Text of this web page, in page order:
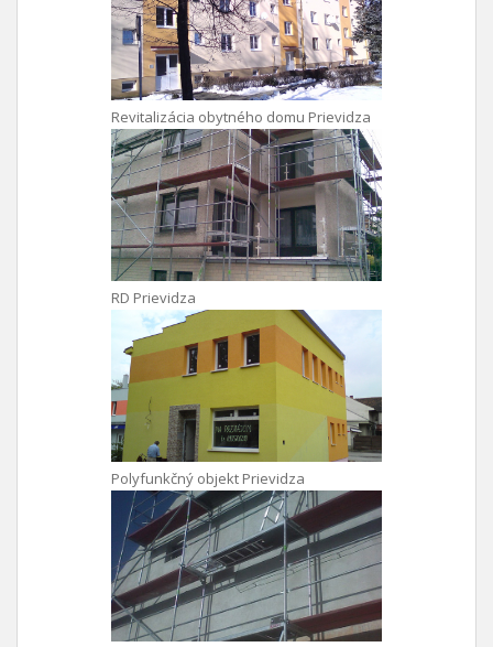
Revitalizácia obytného domu Prievidza
RD Prievidza
Polyfunkčný objekt Prievidza